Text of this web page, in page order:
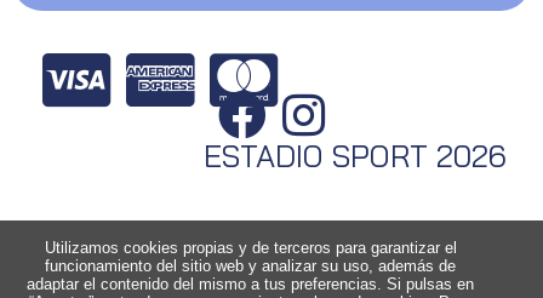
ESTADIO SPORT 2026
Utilizamos cookies propias y de terceros para garantizar el
funcionamiento del sitio web y analizar su uso, además de
adaptar el contenido del mismo a tus preferencias. Si pulsas en